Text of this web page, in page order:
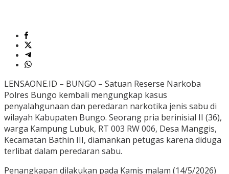
LENSAONE.ID – BUNGO – Satuan Reserse Narkoba
Polres Bungo kembali mengungkap kasus
penyalahgunaan dan peredaran narkotika jenis sabu di
wilayah Kabupaten Bungo. Seorang pria berinisial II (36),
warga Kampung Lubuk, RT 003 RW 006, Desa Manggis,
Kecamatan Bathin III, diamankan petugas karena diduga
terlibat dalam peredaran sabu.
Penangkapan dilakukan pada Kamis malam (14/5/2026)